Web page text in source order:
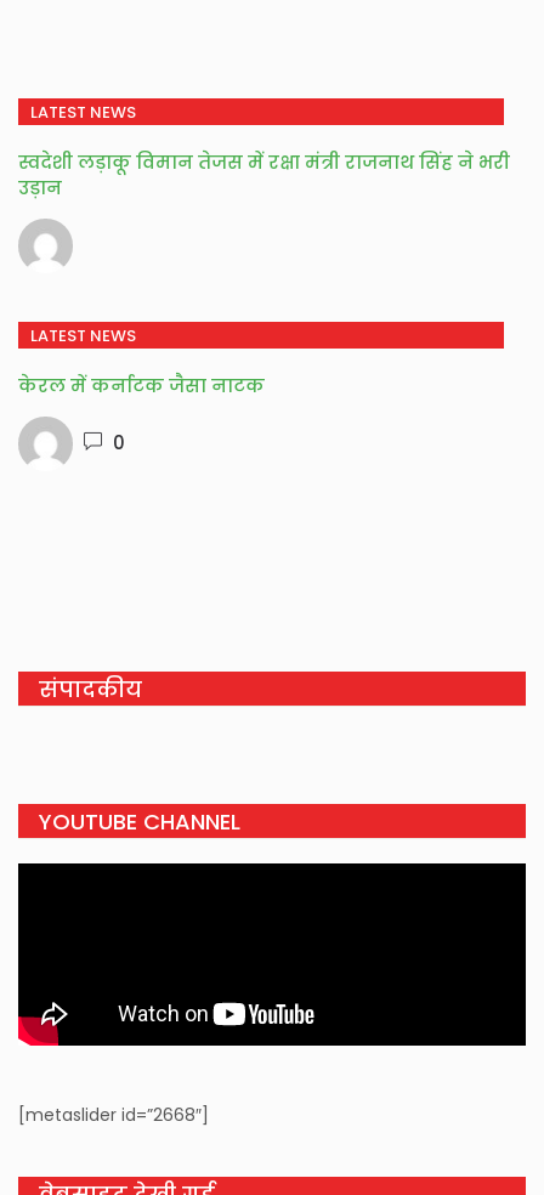
LATEST NEWS
स्वदेशी लड़ाकू विमान तेजस में रक्षा मंत्री राजनाथ सिंह ने भरी
उड़ान
LATEST NEWS
केरल में कर्नाटक जैसा नाटक
0
संपादकीय
YOUTUBE CHANNEL
[metaslider id=”2668″]